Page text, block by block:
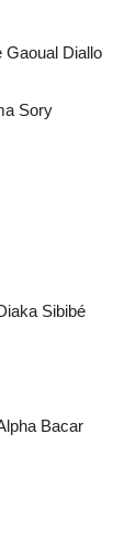
Gaoual Diallo
Sory
Sibibé
Bacar